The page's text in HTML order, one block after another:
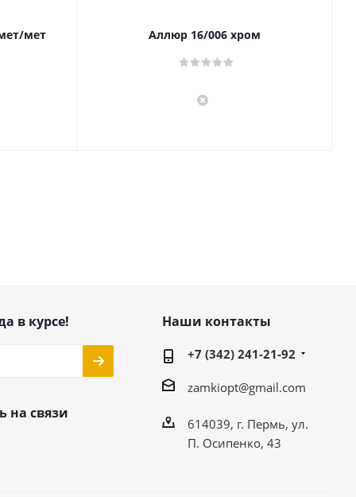
мет
Аллюр 16/006 хром
в курсе!
на связи
Наши контакты
+7 (342) 241-21-92
zamkiopt@gmail.com
614039, г. Пермь, ул.
П. Осипенко, 43